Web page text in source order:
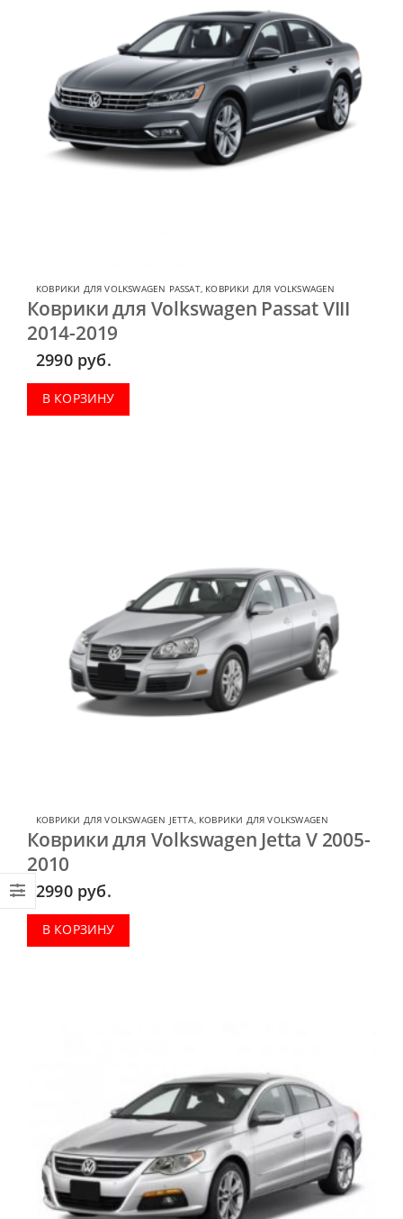
КОВРИКИ ДЛЯ VOLKSWAGEN PASSAT, КОВРИКИ ДЛЯ VOLKSWAGEN
Коврики для Volkswagen Passat VIII
2014-2019
2990 руб.
В КОРЗИНУ
КОВРИКИ ДЛЯ VOLKSWAGEN JETTA КОВРИКИ ДЛЯ VOLKSWAGEN
Коврики для Volkswagen Jetta V 2005-
2010
2990 руб.
В КОРЗИНУ